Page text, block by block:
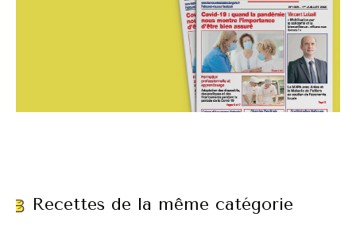
Recettes de la même catégorie